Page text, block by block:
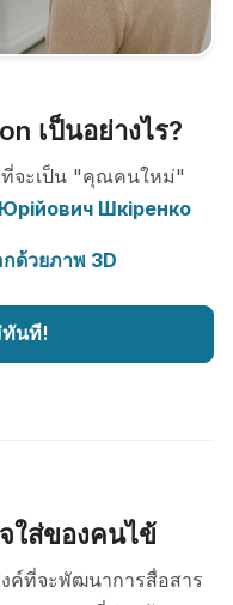
เป็นอย่างไร?
จะเป็น "คุณคนใหม่"
Шкіренко
ด้วยภาพ 3D
นที!
ใส่ของคนไข้
ค์ที่จะพัฒนาการสื่อสาร